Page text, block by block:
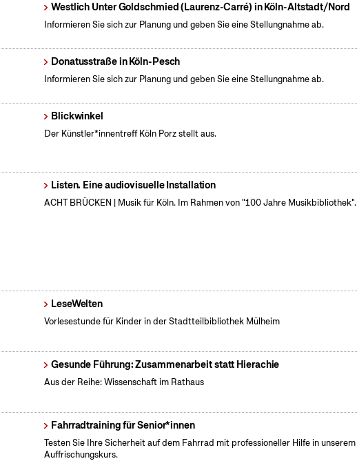
Westlich Unter Goldschmied (Laurenz-Carré) in Köln-Altstadt/Nord
Informieren Sie sich zur Planung und geben Sie eine Stellungnahme ab.
Donatusstraße in Köln-Pesch
Informieren Sie sich zur Planung und geben Sie eine Stellungnahme ab.
Blickwinkel
Der Künstler*innentreff Köln Porz stellt aus.
Listen. Eine audiovisuelle Installation
ACHT BRÜCKEN | Musik für Köln. Im Rahmen von "100 Jahre Musikbibliothek".
LeseWelten
Vorlesestunde für Kinder in der Stadtteilbibliothek Mülheim
Gesunde Führung: Zusammenarbeit statt Hierachie
Aus der Reihe: Wissenschaft im Rathaus
Fahrradtraining für Senior*innen
Testen Sie Ihre Sicherheit auf dem Fahrrad mit professioneller Hilfe in unserem
Auffrischungskurs.